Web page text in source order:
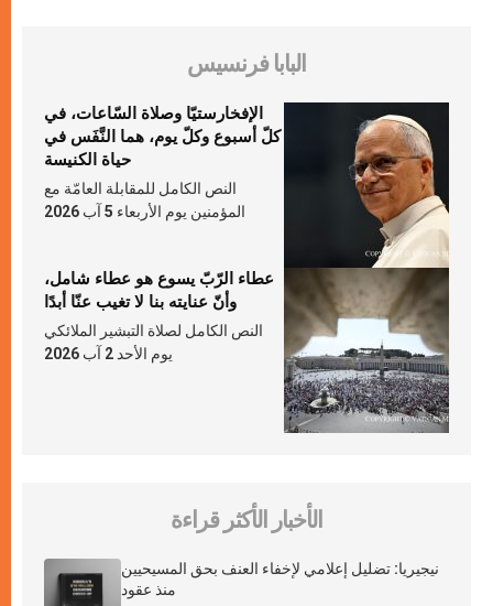
البابا فرنسيس
الإفخارستيّا وصلاة السّاعات، في
كلّ أسبوع وكلّ يوم، هما النَّفَس في
حياة الكنيسة
النص الكامل للمقابلة العامّة مع
المؤمنين يوم الأربعاء 5 آب 2026
عطاء الرّبّ يسوع هو عطاء شامل،
وأنّ عنايته بنا لا تغيب عنّا أبدًا
النص الكامل لصلاة التبشير الملائكي
يوم الأحد 2 آب 2026
الأخبار الأكثر قراءة
نيجيريا: تضليل إعلامي لإخفاء العنف بحق المسيحيين
منذ عقود